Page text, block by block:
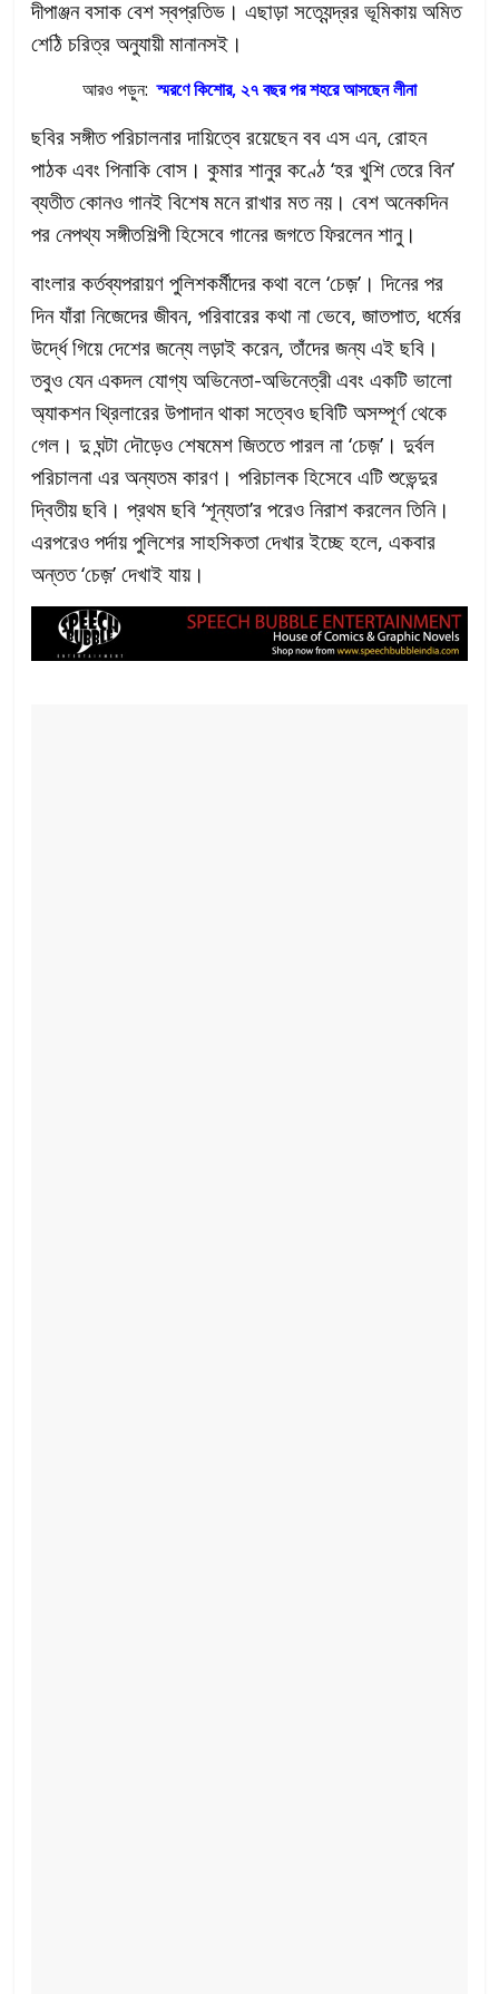
দীপাঞ্জন বসাক বেশ স্বপ্রতিভ। এছাড়া সত্যেন্দ্রর ভূমিকায় অমিত
শেঠি চরিত্র অনুযায়ী মানানসই।
আরও পড়ুন: স্মরণে কিশোর, ২৭ বছর পর শহরে আসছেন লীনা
ছবির সঙ্গীত পরিচালনার দায়িত্বে রয়েছেন বব এস এন, রোহন
পাঠক এবং পিনাকি বোস। কুমার শানুর কণ্ঠে ‘হর খুশি তেরে বিন’
ব্যতীত কোনও গানই বিশেষ মনে রাখার মত নয়। বেশ অনেকদিন
পর নেপথ্য সঙ্গীতশিল্পী হিসেবে গানের জগতে ফিরলেন শানু।
বাংলার কর্তব্যপরায়ণ পুলিশকর্মীদের কথা বলে ‘চেজ়’। দিনের পর
দিন যাঁরা নিজেদের জীবন, পরিবারের কথা না ভেবে, জাতপাত, ধর্মের
উর্দ্ধে গিয়ে দেশের জন্যে লড়াই করেন, তাঁদের জন্য এই ছবি।
তবুও যেন একদল যোগ্য অভিনেতা-অভিনেত্রী এবং একটি ভালো
অ্যাকশন থ্রিলারের উপাদান থাকা সত্বেও ছবিটি অসম্পূর্ণ থেকে
গেল। দু ঘন্টা দৌড়েও শেষমেশ জিততে পারল না ‘চেজ়’। দুর্বল
পরিচালনা এর অন্যতম কারণ। পরিচালক হিসেবে এটি শুভেন্দুর
দ্বিতীয় ছবি। প্রথম ছবি ‘শূন্যতা’র পরেও নিরাশ করলেন তিনি।
এরপরেও পর্দায় পুলিশের সাহসিকতা দেখার ইচ্ছে হলে, একবার
অন্তত ‘চেজ়’ দেখাই যায়।